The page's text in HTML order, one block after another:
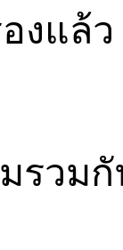
งแล้
รวม